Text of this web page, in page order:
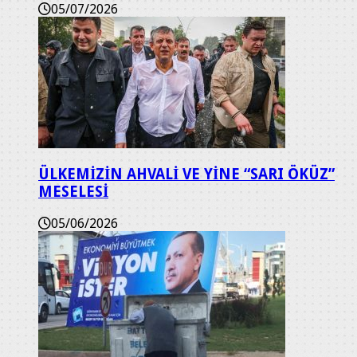
05/07/2026
ÜLKEMİZİN AHVALİ VE YİNE “SARI ÖKÜZ”
MESELESİ
05/06/2026